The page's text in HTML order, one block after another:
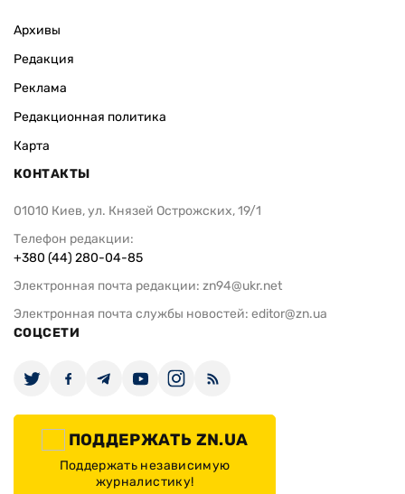
Архивы
Редакция
Реклама
Редакционная политика
Карта
КОНТАКТЫ
01010 Киев, ул. Князей Острожских, 19/1
Телефон редакции:
+380 (44) 280-04-85
Электронная почта редакции: zn94@ukr.net
Электронная почта службы новостей: editor@zn.ua
СОЦСЕТИ
ПОДДЕРЖАТЬ ZN.UA
Поддержать независимую
журналистику!